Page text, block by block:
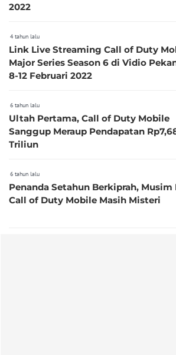
2022
4 tahun lalu
Link Live Streaming Call of Duty
Major Series Season 6 di Vidio
8-12 Februari 2022
6 tahun lalu
Ultah Pertama, Call of Duty Mobile
Sanggup Meraup Pendapatan
Triliun
6 tahun lalu
Penanda Setahun Berkiprah, Musim
Call of Duty Mobile Masih Misteri